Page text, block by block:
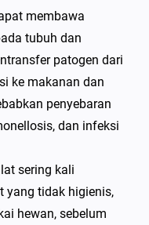
membawa
tubuh dan
patogen dari
ke makanan dan
penyebaran
dan infeksi
sering kali
yang tidak higienis,
hewan, sebelum